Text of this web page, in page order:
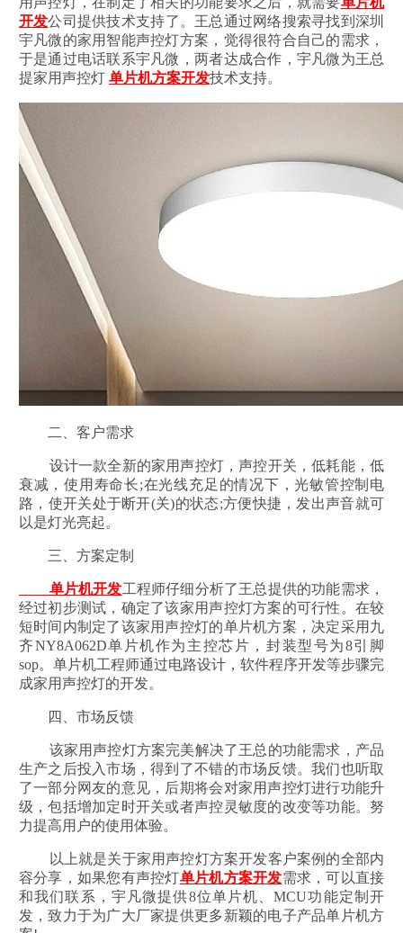
开发公司提供技术支持了。王总通过网络搜索寻找到深圳
宇凡微的家用智能声控灯方案，觉得很符合自己的需求，
于是通过电话联系宇凡微，两者达成合作，宇凡微为王总
提家用声控灯 单片机方案开发技术支持。
二、客户需求
设计一款全新的家用声控灯，声控开关，低耗能，低
衰减，使用寿命长;在光线充足的情况下，光敏管控制电
路，使开关处于断开(关)的状态;方便快捷，发出声音就可
以是灯光亮起。
三、方案定制
单片机开发工程师仔细分析了王总提供的功能需求，
经过初步测试，确定了该家用声控灯方案的可行性。在较
短时间内制定了该家用声控灯的单片机方案，决定采用九
齐NY8A062D单片机作为主控芯片，封装型号为8引脚
sop。单片机工程师通过电路设计，软件程序开发等步骤完
成家用声控灯的开发。
四、市场反馈
该家用声控灯方案完美解决了王总的功能需求，产品
生产之后投入市场，得到了不错的市场反馈。我们也听取
了一部分网友的意见，后期将会对家用声控灯进行功能升
级，包括增加定时开关或者声控灵敏度的改变等功能。努
力提高用户的使用体验。
以上就是关于家用声控灯方案开发客户案例的全部内
容分享，如果您有声控灯单片机方案开发需求，可以直接
和我们联系，宇凡微提供8位单片机、MCU功能定制开
发，致力于为广大厂家提供更多新颖的电子产品单片机方